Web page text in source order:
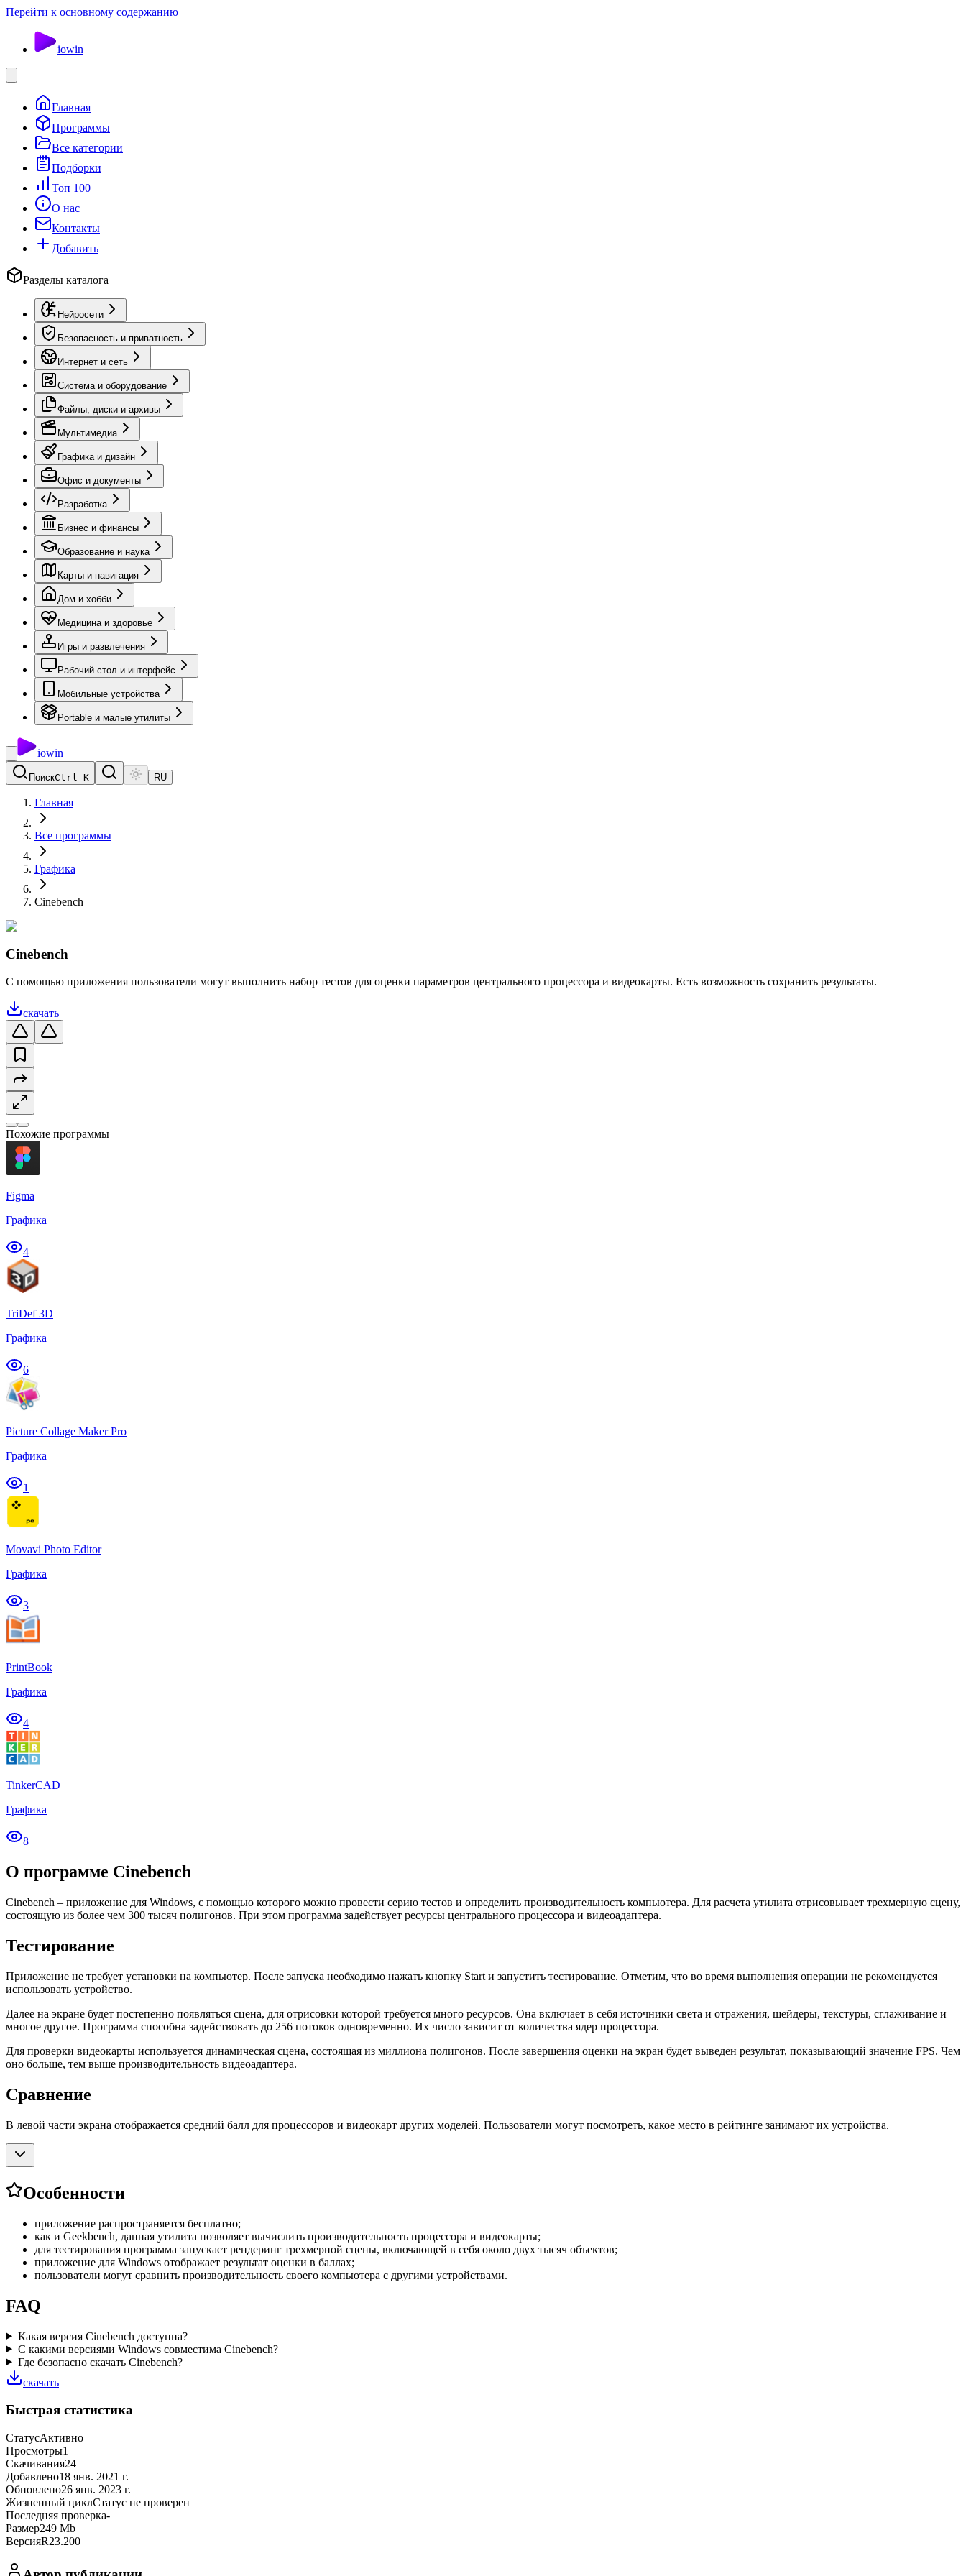
Перейти к основному содержанию
iowin
Главная
Программы
Все категории
Подборки
Топ 100
О нас
Контакты
Добавить
Разделы каталога
Нейросети
Безопасность и приватность
Интернет и сеть
Система и оборудование
Файлы, диски и архивы
Мультимедиа
Графика и дизайн
Офис и документы
Разработка
Бизнес и финансы
Образование и наука
Карты и навигация
Дом и хобби
Медицина и здоровье
Игры и развлечения
Рабочий стол и интерфейс
Мобильные устройства
Portable и малые утилиты
iowin
ПоискCtrl K RU
Главная
Все программы
Графика
Cinebench
Cinebench
С помощью приложения пользователи могут выполнить набор тестов для оценки параметров центрального процессора и видеокарты. Есть возможность сохранить результаты.
скачать
Похожие программы
Figma
Графика
4
TriDef 3D
Графика
6
Picture Collage Maker Pro
Графика
1
Movavi Photo Editor
Графика
3
PrintBook
Графика
4
TinkerCAD
Графика
8
О программе Cinebench
Cinebench – приложение для Windows, с помощью которого можно провести серию тестов и определить производительность компьютера. Для расчета утилита отрисовывает трехмерную сцену,
состоящую из более чем 300 тысяч полигонов. При этом программа задействует ресурсы центрального процессора и видеоадаптера.
Тестирование
Приложение не требует установки на компьютер. После запуска необходимо нажать кнопку Start и запустить тестирование. Отметим, что во время выполнения операции не рекомендуется
использовать устройство.
Далее на экране будет постепенно появляться сцена, для отрисовки которой требуется много ресурсов. Она включает в себя источники света и отражения, шейдеры, текстуры, сглаживание и
многое другое. Программа способна задействовать до 256 потоков одновременно. Их число зависит от количества ядер процессора.
Для проверки видеокарты используется динамическая сцена, состоящая из миллиона полигонов. После завершения оценки на экран будет выведен результат, показывающий значение FPS. Чем
оно больше, тем выше производительность видеоадаптера.
Сравнение
В левой части экрана отображается средний балл для процессоров и видеокарт других моделей. Пользователи могут посмотреть, какое место в рейтинге занимают их устройства.
Особенности
приложение распространяется бесплатно;
как и Geekbench, данная утилита позволяет вычислить производительность процессора и видеокарты;
для тестирования программа запускает рендеринг трехмерной сцены, включающей в себя около двух тысяч объектов;
приложение для Windows отображает результат оценки в баллах;
пользователи могут сравнить производительность своего компьютера с другими устройствами.
FAQ
Какая версия Cinebench доступна?
С какими версиями Windows совместима Cinebench?
Где безопасно скачать Cinebench?
скачать
Быстрая статистика
СтатусАктивно
Просмотры1
Скачивания24
Добавлено18 янв. 2021 г.
Обновлено26 янв. 2023 г.
Жизненный циклСтатус не проверен
Последняя проверка-
Размер249 Mb
ВерсияR23.200